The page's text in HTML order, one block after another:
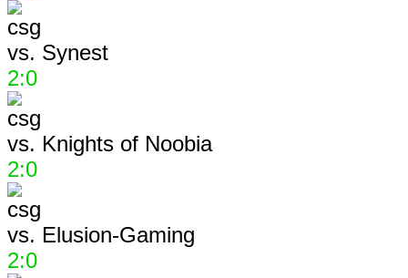
vs. Synest
2:0
vs. Knights of Noobia
2:0
vs. Elusion-Gaming
2:0